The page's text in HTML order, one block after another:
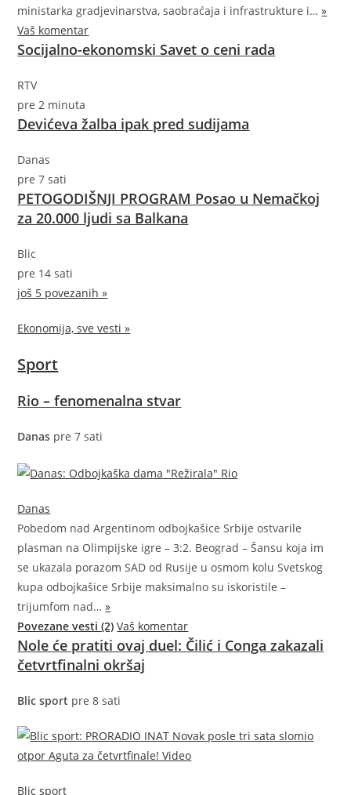
ministarka gradjevinarstva, saobraćaja i infrastrukture i…»
Vaš komentar
Socijalno-ekonomski Savet o ceni rada
RTV
pre 2 minuta
Devićeva žalba ipak pred sudijama
Danas
pre 7 sati
PETOGODIŠNJI PROGRAM Posao u Nemačkoj
za 20.000 ljudi sa Balkana
Blic
pre 14 sati
još 5 povezanih »
Ekonomija, sve vesti »
Sport
Rio – fenomenalna stvar
Danas pre 7 sati
Danas
Pobedom nad Argentinom odbojkašice Srbije ostvarile
plasman na Olimpijske igre – 3:2. Beograd – Šansu koja im
se ukazala porazom SAD od Rusije u osmom kolu Svetskog
kupa odbojkašice Srbije maksimalno su iskoristile –
trijumfom nad…»
Povezane vesti (2) Vaš komentar
Nole će pratiti ovaj duel: Čilić i Conga zakazali
četvrtfinalni okršaj
Blic sport pre 8 sati
Blic sport